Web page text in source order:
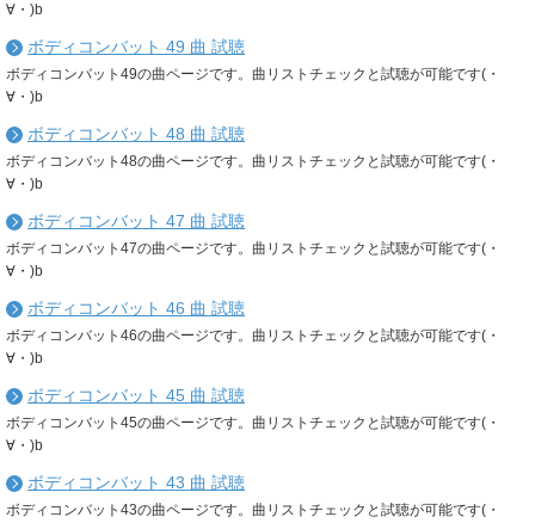
∀・)b
ボディコンバット 49 曲 試聴
ボディコンバット49の曲ページです。曲リストチェックと試聴が可能です(・
∀・)b
ボディコンバット 48 曲 試聴
ボディコンバット48の曲ページです。曲リストチェックと試聴が可能です(・
∀・)b
ボディコンバット 47 曲 試聴
ボディコンバット47の曲ページです。曲リストチェックと試聴が可能です(・
∀・)b
ボディコンバット 46 曲 試聴
ボディコンバット46の曲ページです。曲リストチェックと試聴が可能です(・
∀・)b
ボディコンバット 45 曲 試聴
ボディコンバット45の曲ページです。曲リストチェックと試聴が可能です(・
∀・)b
ボディコンバット 43 曲 試聴
ボディコンバット43の曲ページです。曲リストチェックと試聴が可能です(・